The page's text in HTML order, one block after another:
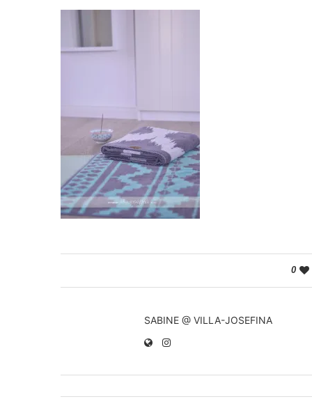
0
SABINE @ VILLA-JOSEFINA